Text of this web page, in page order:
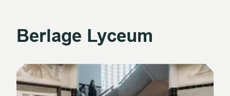
Berlage Lyceum